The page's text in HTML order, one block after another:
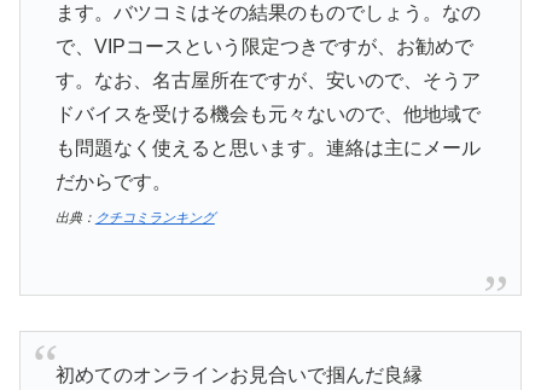
ます。バツコミはその結果のものでしょう。なの
で、VIPコースという限定つきですが、お勧めで
す。なお、名古屋所在ですが、安いので、そうア
ドバイスを受ける機会も元々ないので、他地域で
も問題なく使えると思います。連絡は主にメール
だからです。
出典： クチコミランキング
初めてのオンラインお見合いで掴んだ良縁